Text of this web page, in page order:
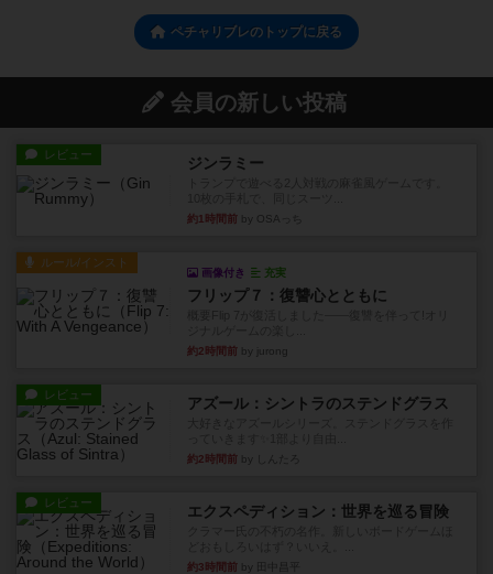
ペチャリブレのトップに戻る
会員の新しい投稿
レビュー ジンラミー
約1時間前 by OSAっち
ルール/インスト
画像付き 充実
フリップ７：復讐心とともに
約2時間前 by jurong
レビュー アズール：シントラのステンドグラス
約2時間前 by しんたろ
レビュー エクスペディション：世界を巡る冒険
約3時間前 by 田中昌平